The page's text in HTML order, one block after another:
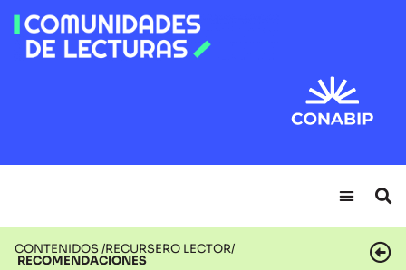
CONTENIDOS /RECURSERO LECTOR/
RECOMENDACIONES